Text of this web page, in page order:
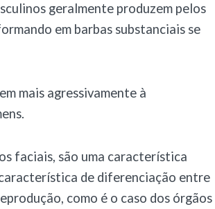
geralmente produzem pelos
em barbas substanciais se
mais agressivamente à
faciais, são uma característica
de diferenciação entre
como é o caso dos órgãos